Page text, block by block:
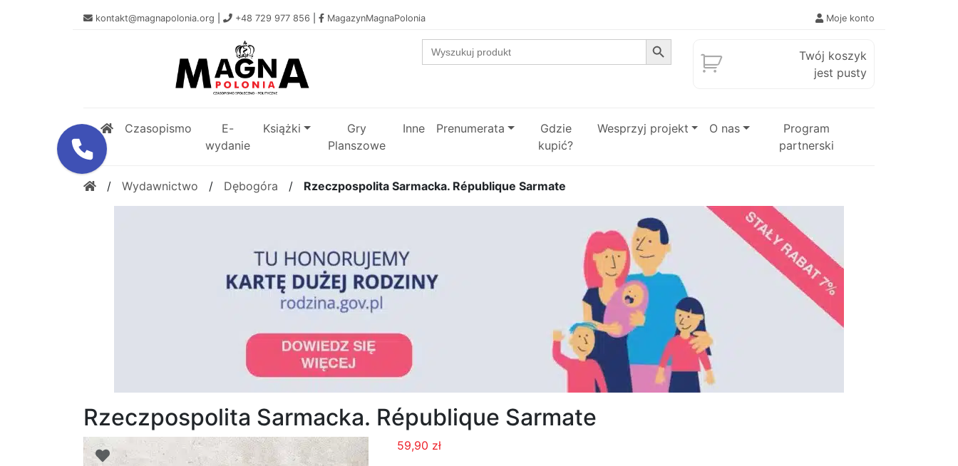
kontakt@magnapolonia.org +48 729 977 856 MagazynMagnaPolonia Moje konto
Search
for:
Search Button
Twój koszyk
jest pusty
Czasopismo
E-
wydanie
Książki
Gry
Planszowe
Inne Prenumerata
Gdzie
kupić?
Wesprzyj projekt O nas
Program
partnerski
/ Wydawnictwo / Dębogóra / Rzeczpospolita Sarmacka. République Sarmate
Rzeczpospolita Sarmacka. République Sarmate
59,90 zł